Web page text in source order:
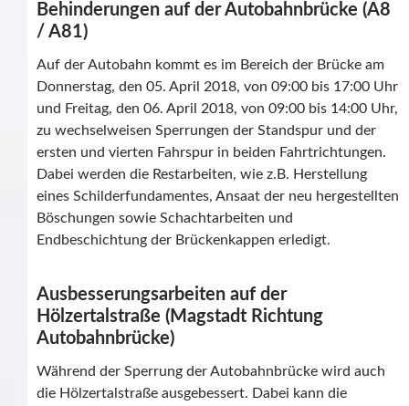
Behinderungen auf der Autobahnbrücke (A8
/ A81)
Auf der Autobahn kommt es im Bereich der Brücke am
Donnerstag, den 05. April 2018, von 09:00 bis 17:00 Uhr
und Freitag, den 06. April 2018, von 09:00 bis 14:00 Uhr,
zu wechselweisen Sperrungen der Standspur und der
ersten und vierten Fahrspur in beiden Fahrtrichtungen.
Dabei werden die Restarbeiten, wie z.B. Herstellung
eines Schilderfundamentes, Ansaat der neu hergestellten
Böschungen sowie Schachtarbeiten und
Endbeschichtung der Brückenkappen erledigt.
Ausbesserungsarbeiten auf der
Hölzertalstraße (Magstadt Richtung
Autobahnbrücke)
Während der Sperrung der Autobahnbrücke wird auch
die Hölzertalstraße ausgebessert. Dabei kann die